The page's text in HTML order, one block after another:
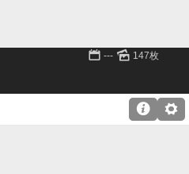
📅 --- 🌄 147枚
⚙
